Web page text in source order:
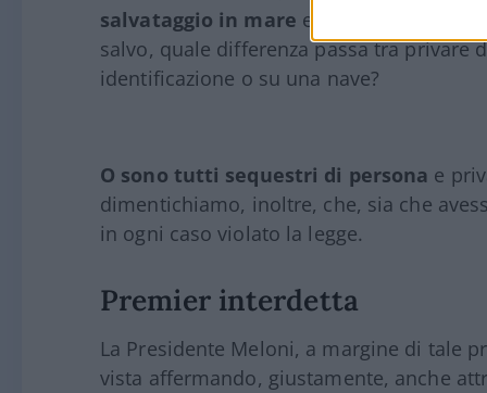
salvataggio in mare e rispettato
salvo, quale differenza passa tra
identificazione o su una nave?
O sono tutti sequestri di persona e
dimentichiamo, inoltre, che, sia che
in ogni caso violato la legge.
Premier interdetta
La Presidente Meloni, a margine di tale
vista affermando, giustamente, anche